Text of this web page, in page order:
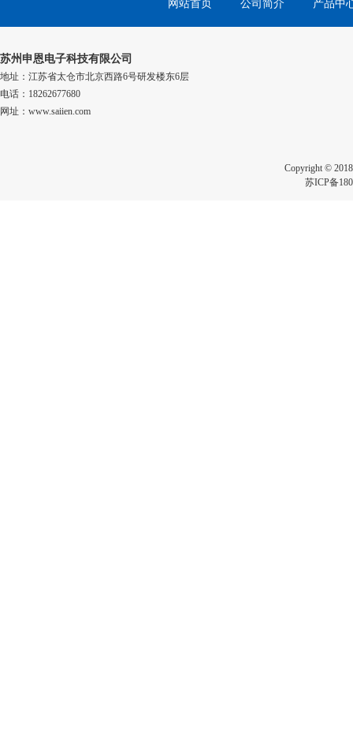
网站首页 公司简介 产品中
苏州申恩电子科技有限公司
地址：江苏省太仓市北京西路6号研发楼东6层
电话：18262677680
网址：www.saiien.com
Copyright ©
苏ICP备